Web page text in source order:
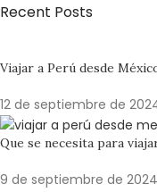
Recent Posts
Viajar a Perú desde
12 de septiembre de
Que se necesita para
9 de septiembre de 2024